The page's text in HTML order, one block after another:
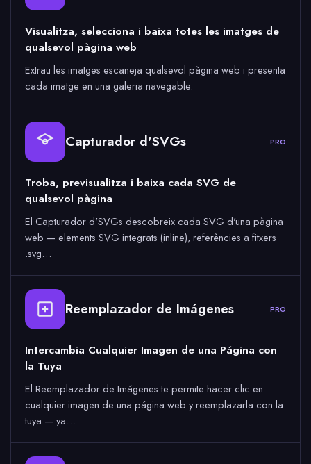
Visualitza, selecciona i baixa totes les imatges de
qualsevol pàgina web
Extrau les imatges escaneja qualsevol pàgina web i presenta
cada imatge en una galeria navegable.
Capturador d'SVGs PRO
Troba, previsualitza i baixa cada SVG de
qualsevol pàgina
El Capturador d'SVGs descobreix cada SVG d'una pàgina
web — elements SVG integrats (inline), referències a fitxers
.svg…
Reemplazador de Imágenes PRO
Intercambia Cualquier Imagen de una Página con
la Tuya
El Reemplazador de Imágenes te permite hacer clic en
cualquier imagen de una página web y reemplazarla con la
tuya — ya…